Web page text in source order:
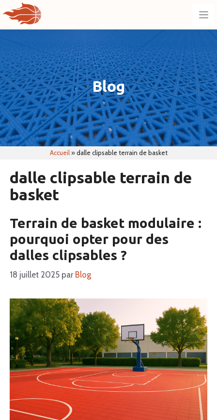
au
contenu
Blog
Accueil»dalle clipsable terrain de basket
dalle clipsable terrain de
basket
Terrain de basket modulaire :
pourquoi opter pour des
dalles clipsables ?
18 juillet 2025 par Blog